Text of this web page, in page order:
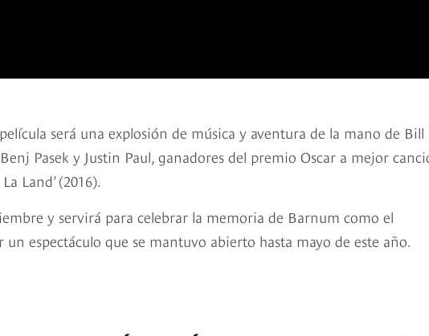
será una explosión de música y aventura de la mano de Bill
Pasek y Justin Paul, ganadores del premio Oscar a mejor
Land’ (2016).
y servirá para celebrar la memoria de Barnum como el
espectáculo que se mantuvo abierto hasta mayo de este año.